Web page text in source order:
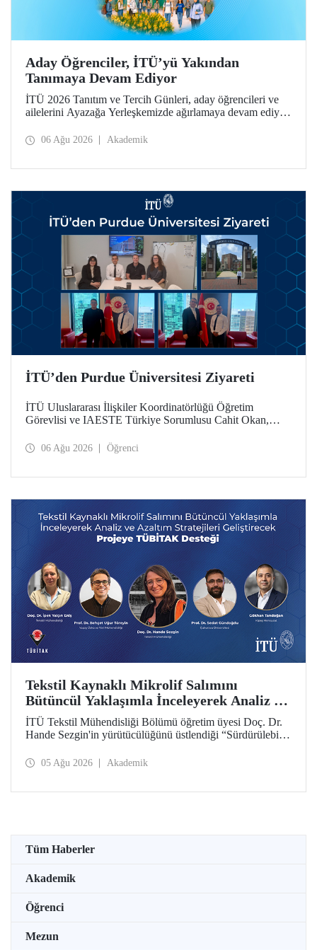
Aday Öğrenciler, İTÜ’yü Yakından
Tanımaya Devam Ediyor
İTÜ 2026 Tanıtım ve Tercih Günleri, aday öğrencileri ve
ailelerini Ayazağa Yerleşkemizde ağırlamaya devam ediyor.
ilgili fakülte ve birimler adaylara bilgi vermeye devam
06 Ağu 2026 Akademik
İTÜ’den Purdue Üniversitesi Ziyareti
İTÜ Uluslararası İlişkiler Koordinatörlüğü Öğretim
Görevlisi ve IAESTE Türkiye Sorumlusu Cahit Okan,
Temmuz tarihlerinde ABD’de dünyanın önde gelen
06 Ağu 2026 Öğrenci
Tekstil Kaynaklı Mikrolif Salımını
Bütüncül Yaklaşımla İnceleyerek Analiz ve
Azaltım Stratejileri Geliştirecek Projeye
TÜBİTAK Desteği
İTÜ Tekstil Mühendisliği Bölümü öğretim üyesi Doç. Dr.
Hande Sezgin'in yürütücülüğünü üstlendiği “Sürdürülebilir
Koşullarına Bağlı Mikrolif Salımı: Aşınma, UV Maruziyeti
05 Ağu 2026 Akademik
Tüm Haberler
Akademik
Öğrenci
Mezun